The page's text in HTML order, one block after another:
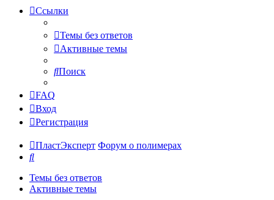
Ссылки
Темы без ответов
Активные темы
Поиск
FAQ
Вход
Регистрация
ПластЭксперт Форум о полимерах
Поиск
Темы без ответов
Активные темы